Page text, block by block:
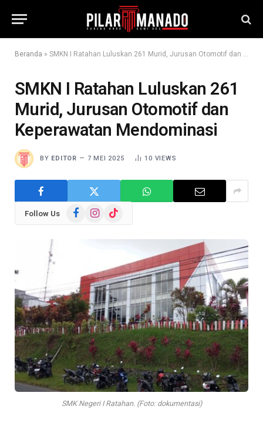
Beranda » SMKN I Ratahan Luluskan 261 Murid, Jurusan Otomotif dan Keperawatan Mendominasi
SMKN I Ratahan Luluskan 261
Murid, Jurusan Otomotif dan
Keperawatan Mendominasi
BY EDITOR 7 MEI 2025 10 VIEWS
Follow Us FacebookInstagram
TikTok
SMK Negeri I Ratahan. (Foto: dokumentasi)